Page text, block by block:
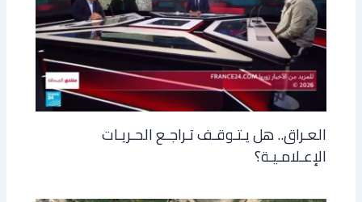
العـراق.. هل يـتـوقـف تـراجـع الحـريـات
الإعـلامـيـة؟